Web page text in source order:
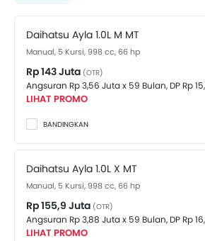
Daihatsu Ayla. Harga di bawah:
Daihatsu Ayla 1.0L M MT
Manual, 5 Kursi, 998 cc, 66 hp
Rp 143 Juta (OTR)
Angsuran Rp 3,56 Juta x 59 Bulan, DP Rp
LIHAT PROMO
BANDINGKAN
Daihatsu Ayla 1.0L X MT
Manual, 5 Kursi, 998 cc, 66 hp
Rp 155,9 Juta (OTR)
Angsuran Rp 3,88 Juta x 59 Bulan, DP Rp
LIHAT PROMO